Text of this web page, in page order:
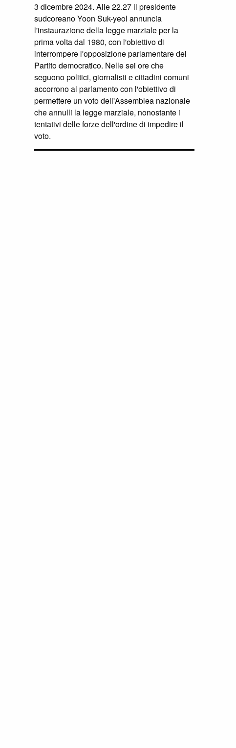
3 dicembre 2024. Alle 22.27 il presidente
sudcoreano Yoon Suk-yeol annuncia
l'instaurazione della legge marziale per la
prima volta dal 1980, con l'obiettivo di
interrompere l'opposizione parlamentare del
Partito democratico. Nelle sei ore che
seguono politici, giornalisti e cittadini comuni
accorrono al parlamento con l'obiettivo di
permettere un voto dell'Assemblea nazionale
che annulli la legge marziale, nonostante i
tentativi delle forze dell'ordine di impedire il
voto.